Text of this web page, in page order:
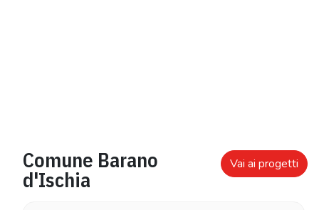
Comune Barano
d'Ischia
Vai ai progetti